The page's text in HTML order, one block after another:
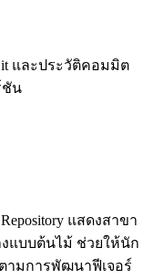
และประวัติคอมมิต
ชัน
แสดงสาขา
แบบต้นไม้ ช่วยให้นัก
ามการพัฒนาฟีเจอร์